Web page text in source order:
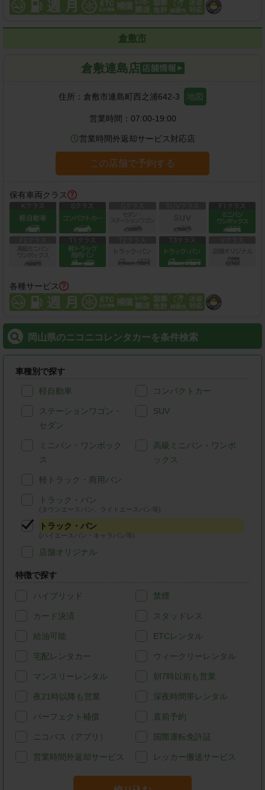
倉敷市
倉敷連島店
住所： 倉敷市連島町西之浦642-3 地図
営業時間： 07:00-19:00
営業時間外返却サービス対応店
この店舗で予約する
保有車両クラス
各種サービス
岡山県のニコニコレンタカーを条件検索
車種別で探す
軽自動車 コンパクトカー
ステーションワゴン・
セダン
SUV
ミニバン・ワンボック
ス
高級ミニバン・ワンボ
ックス
軽トラック・商用バン
トラック・バン
(タウンエースバン、ライトエースバン等)
トラック・バン
(ハイエースバン・キャラバン等)
店舗オリジナル
特徴で探す
ハイブリッド 禁煙
カード決済 スタッドレス
給油可能 ETCレンタル
宅配レンタカー ウィークリーレンタル
マンスリーレンタル 朝7時以前も営業
夜21時以降も営業 深夜時間帯レンタル
パーフェクト補償 直前予約
ニコパス（アプリ） 国際運転免許証
営業時間外返却サービス レッカー搬送サービス